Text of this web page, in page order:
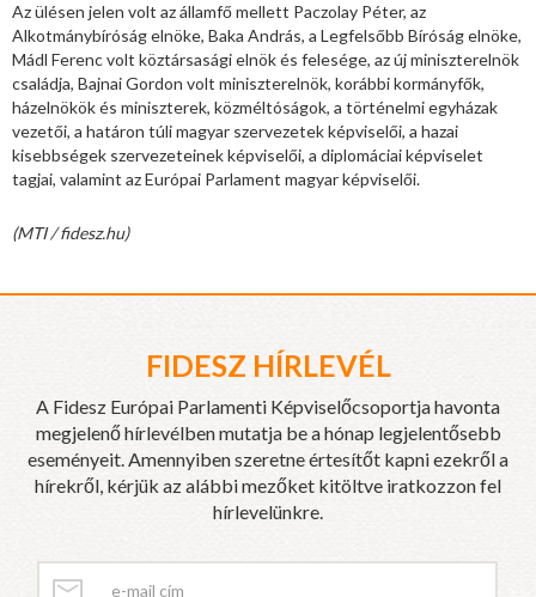
Az ülésen jelen volt az államfő mellett Paczolay Péter, az
Alkotmánybíróság elnöke, Baka András, a Legfelsőbb Bíróság elnöke,
Mádl Ferenc volt köztársasági elnök és felesége, az új miniszterelnök
családja, Bajnai Gordon volt miniszterelnök, korábbi kormányfők,
házelnökök és miniszterek, közméltóságok, a történelmi egyházak
vezetői, a határon túli magyar szervezetek képviselői, a hazai
kisebbségek szervezeteinek képviselői, a diplomáciai képviselet
tagjai, valamint az Európai Parlament magyar képviselői.
(MTI / fidesz.hu)
FIDESZ HÍRLEVÉL
A Fidesz Európai Parlamenti Képviselőcsoportja havonta
megjelenő hírlevélben mutatja be a hónap legjelentősebb
eseményeit. Amennyiben szeretne értesítőt kapni ezekről a
hírekről, kérjük az alábbi mezőket kitöltve iratkozzon fel
hírlevelünkre.